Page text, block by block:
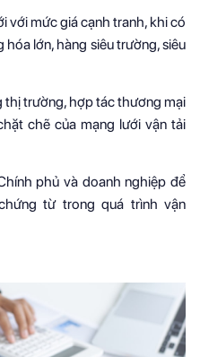
với mức giá cạnh tranh, khi có
lớn, hàng siêu trường, siêu
thị trường, hợp tác thương mại
chẽ của mạng lưới vận tải
phủ và doanh nghiệp để
từ trong quá trình vận